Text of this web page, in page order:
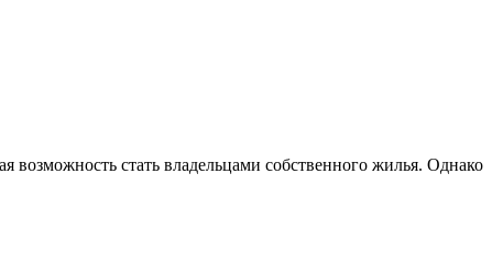
возможность стать владельцами собственного жилья. Однако